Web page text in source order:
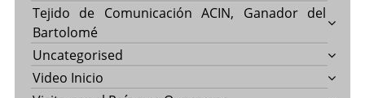
Tejido de Comunicación ACIN, Ganador del
Bartolomé
Uncategorised
Video Inicio